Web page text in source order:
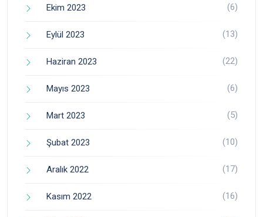
Ekim 2023 (6)
Eylül 2023 (13)
Haziran 2023 (22)
Mayıs 2023 (6)
Mart 2023 (5)
Şubat 2023 (10)
Aralık 2022 (17)
Kasım 2022 (16)